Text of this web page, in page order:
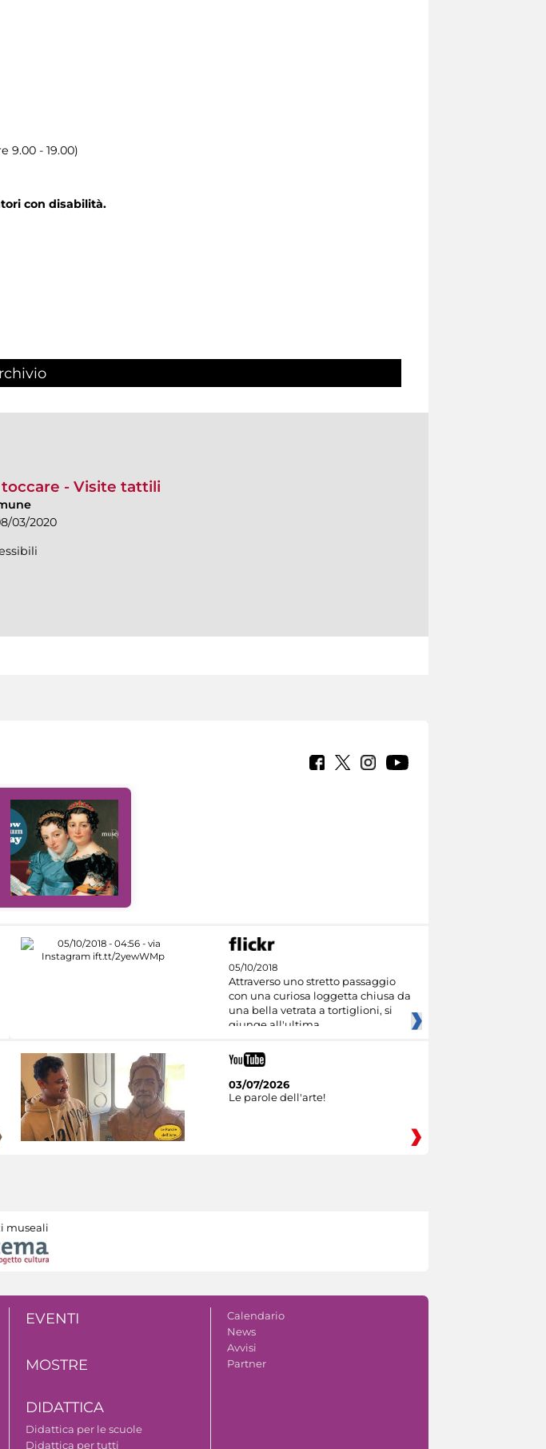
9.00 - 19.00)
con disabilità.
- Visite tattili
03/2020
05/10/2018
Attraverso uno stretto passaggio
con una curiosa loggetta chiusa da
una bella vetrata a tortiglioni, si
giunge all'ultima
03/07/2026
Le parole dell'arte!
museali
EVENTI
MOSTRE
DIDATTICA
Didattica per le scuole
Didattica per tutti
Calendario
News
Avvisi
Partner